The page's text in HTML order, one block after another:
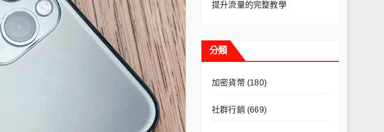
提升流量的完整教學
分類
加密貨幣(180)
社群行銷 (669)